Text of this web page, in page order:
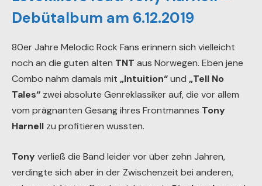
Debütalbum am 6.12.2019
80er Jahre Melodic Rock Fans erinnern sich vielleicht
noch an die guten alten TNT aus Norwegen. Eben jene
Combo nahm damals mit „Intuition“und „Tell No
Tales“ zwei absolute Genreklassiker auf, die vor allem
vom prägnanten Gesang ihres Frontmannes Tony
Harnell zu profitieren wussten.
Tony verließ die Band leider vor über zehn Jahren,
verdingte sich aber in der Zwischenzeit bei anderen,